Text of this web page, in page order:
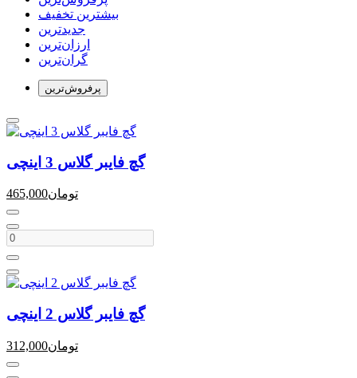
بیشترین تخفیف
جدیدترین
ارزان‌ترین
گران‌ترین
پرفروش‌ترین‌
گچ فایبر گلاس 3 اینچی
465,000تومان
گچ فایبر گلاس 2 اینچی
312,000تومان